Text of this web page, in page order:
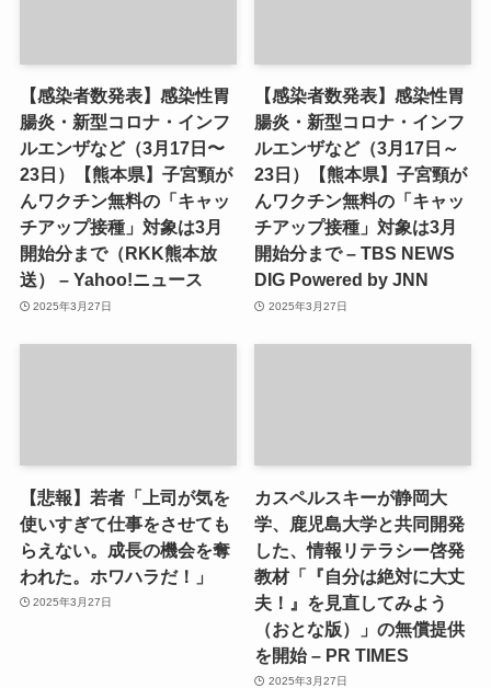
【感染者数発表】感染性胃
腸炎・新型コロナ・インフ
ルエンザなど（3月17日〜
23日）【熊本県】子宮頸が
んワクチン無料の「キャッ
チアップ接種」対象は3月
開始分まで（RKK熊本放
送） – Yahoo!ニュース
2025年3月27日
【感染者数発表】感染性胃
腸炎・新型コロナ・インフ
ルエンザなど（3月17日～
23日）【熊本県】子宮頸が
んワクチン無料の「キャッ
チアップ接種」対象は3月
開始分まで – TBS NEWS
DIG Powered by JNN
2025年3月27日
【悲報】若者「上司が気を
使いすぎて仕事をさせても
らえない。成長の機会を奪
われた。ホワハラだ！」
2025年3月27日
カスペルスキーが静岡大
学、鹿児島大学と共同開発
した、情報リテラシー啓発
教材「『自分は絶対に大丈
夫！』を見直してみよう
（おとな版）」の無償提供
を開始 – PR TIMES
2025年3月27日